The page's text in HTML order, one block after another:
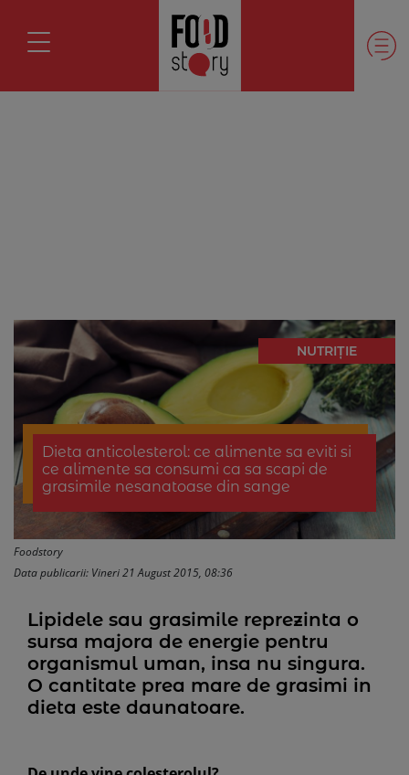
NUTRIȚIE
Dieta anticolesterol: ce alimente sa eviti si
ce alimente sa consumi ca sa scapi de
grasimile nesanatoase din sange
Foodstory
Data publicarii: Vineri 21 August 2015, 08:36
Lipidele sau grasimile reprezinta o
sursa majora de energie pentru
organismul uman, insa nu singura.
O cantitate prea mare de grasimi in
dieta este daunatoare.